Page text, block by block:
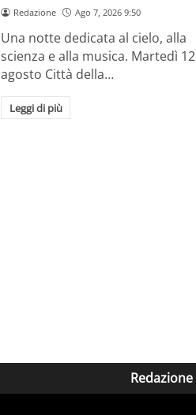
Redazione Ago 7, 2026 9:50
Una notte dedicata al cielo, alla
scienza e alla musica. Martedì 12
agosto Città della…
Leggi di più
Redazione